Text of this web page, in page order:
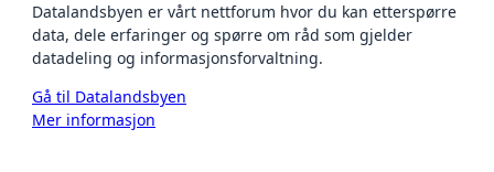
Datalandsbyen er vårt nettforum hvor du kan etterspørre
data, dele erfaringer og spørre om råd som gjelder
datadeling og informasjonsforvaltning.
Gå til Datalandsbyen
Mer informasjon